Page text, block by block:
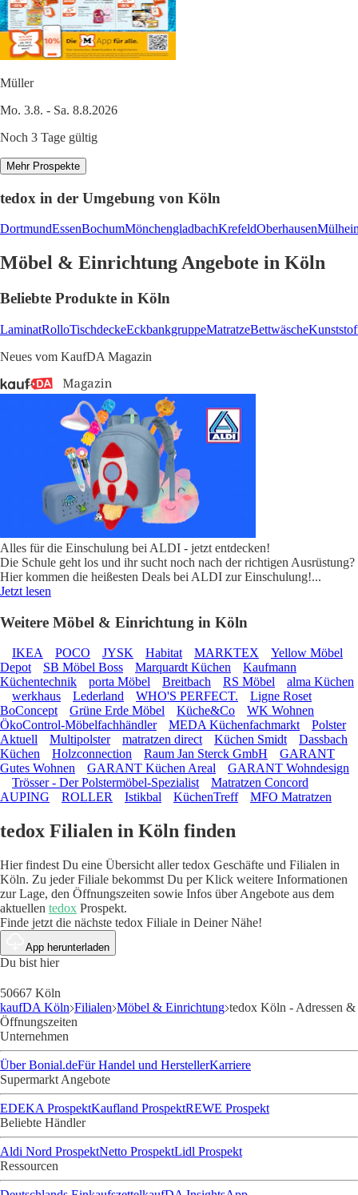
Müller
Mo. 3.8. - Sa. 8.8.2026
Noch 3 Tage gültig
Mehr Prospekte
tedox in der Umgebung von Köln
DortmundEssenBochumMönchengladbachKrefeldOberhausen
Möbel & Einrichtung Angebote in Köln
Beliebte Produkte in Köln
LaminatRolloTischdeckeEckbankgruppeMatratzeBettwäsche
Neues vom KaufDA Magazin
Alles für die Einschulung bei ALDI - jetzt entdecken!
Die Schule geht los und ihr sucht noch nach der richtigen Ausrüstung?
Hier kommen die heißesten Deals bei ALDI zur Einschulung!...
Jetzt lesen
Weitere Möbel & Einrichtung in Köln
IKEA POCO JYSK Habitat MARKTEX
Yellow Möbel
Depot
SB Möbel Boss Marquardt Küchen
Kaufmann
Küchentechnik
porta Möbel Breitbach RS Möbel
alma Küchen
werkhaus
Lederland WHO'S PERFECT.
Ligne Roset
BoConcept
Grüne Erde Möbel Küche&Co
WK Wohnen
ÖkoControl-Möbelfachhändler
MEDA Küchenfachmarkt
Polster
Aktuell
Multipolster matratzen direct Küchen Smidt
Dassbach
Küchen
Holzconnection Raum Jan Sterck GmbH
GARANT
Gutes Wohnen
GARANT Küchen Areal
GARANT Wohndesign
Trösser - Der Polstermöbel-Spezialist
Matratzen Concord
AUPING
ROLLER Istikbal KüchenTreff MFO Matratzen
tedox Filialen in Köln finden
Hier findest Du eine Übersicht aller tedox Geschäfte und Filialen in
Köln. Zu jeder Filiale bekommst Du per Klick weitere Informationen
zur Lage, den Öffnungszeiten sowie Infos über Angebote aus dem
aktuellen tedox Prospekt.
Finde jetzt die nächste tedox Filiale in Deiner Nähe!
App herunterladen
Du bist hier
50667 Köln
kaufDA Köln Filialen Möbel & Einrichtung tedox Köln - Adressen &
Öffnungszeiten
Unternehmen
Über Bonial.deFür Handel und HerstellerKarriere
Supermarkt Angebote
EDEKA ProspektKaufland ProspektREWE Prospekt
Beliebte Händler
Aldi Nord ProspektNetto ProspektLidl Prospekt
Ressourcen